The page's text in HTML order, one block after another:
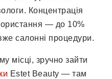
Концентрація
— до 10%
салонні процедури.
місці, зручно зайти
Estet Beauty — там